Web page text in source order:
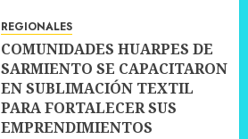
REGIONALES
COMUNIDADES HUARPES DE
SARMIENTO SE CAPACITARON
EN SUBLIMACIÓN TEXTIL
PARA FORTALECER SUS
EMPRENDIMIENTOS